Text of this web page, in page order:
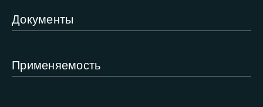
Документы
Применяемость